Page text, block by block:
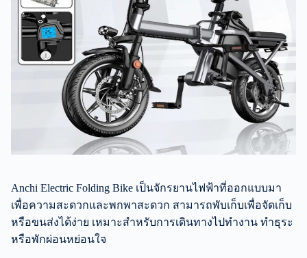
Anchi Electric Folding Bike เป็นจักรยานไฟฟ้าที่ออกแบบมา
เพื่อความสะดวกและพกพาสะดวก สามารถพับเก็บเพื่อจัดเก็บ
หรือขนส่งได้ง่าย เหมาะสำหรับการเดินทางไปทำงาน ทำธุระ
หรือพักผ่อนหย่อนใจ